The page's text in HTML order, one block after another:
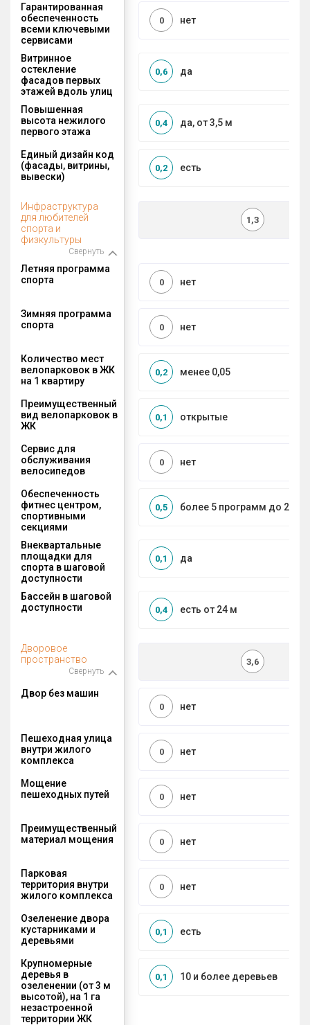
Гарантированная
обеспеченность
всеми ключевыми
сервисами
нет
0
Витринное
остекление
фасадов первых
этажей вдоль улиц
да
0,6
Повышенная
высота нежилого
первого этажа
да, от 3,5 м
0,4
Единый дизайн код
(фасады, витрины,
вывески)
есть
0,2
Инфраструктура
для любителей
спорта и
физкультуры
Свернуть
1,3
Летняя программа
спорта
нет
0
Зимняя программа
спорта
нет
0
Количество мест
велопарковок в ЖК
на 1 квартиру
менее 0,05
0,2
Преимущественный
вид велопарковок в
ЖК
открытые
0,1
Сервис для
обслуживания
велосипедов
нет
0
Обеспеченность
фитнес центром,
спортивными
секциями
более 5 программ до 2 км
0,5
Внеквартальные
площадки для
спорта в шаговой
доступности
да
0,1
Бассейн в шаговой
доступности
есть от 24 м
0,4
Дворовое
пространство
Свернуть
3,6
Двор без машин
нет
0
Пешеходная улица
внутри жилого
комплекса
нет
0
Мощение
пешеходных путей
нет
0
Преимущественный
материал мощения
нет
0
Парковая
территория внутри
жилого комплекса
нет
0
Озеленение двора
кустарниками и
деревьями
есть
0,1
Крупномерные
деревья в
озеленении (от 3 м
высотой), на 1 га
незастроенной
территории ЖК
10 и более деревьев
0,1